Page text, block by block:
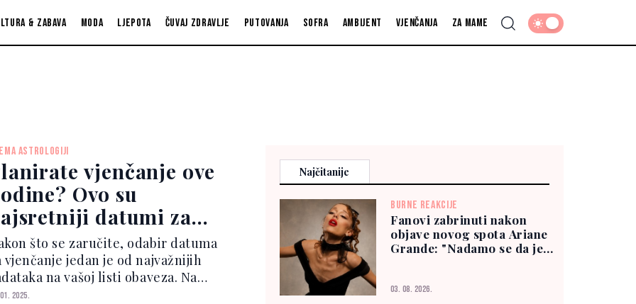
& zabava Moda Ljepota Čuvaj zdravlje Putovanja Sofra Ambijent Vjenčanja Za mame
ASTROLOGIJI
vjenčanje ove
Ovo su
datumi za
u 2025. godini
što se zaručite, odabir datuma
vjenčanje jedan je od najvažnijih
na vašoj listi obaveza. Na
gotovo svaki drugi aspekt
2025.
Najčitanije
BURNE REAKCIJE
Fanovi zabrinuti nakon
objave novog spota Ariane
Grande: "Nadamo se da je
03. 08. 2026.